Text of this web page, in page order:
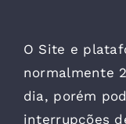
O Site e
normalmente
dia, porém
interrupções